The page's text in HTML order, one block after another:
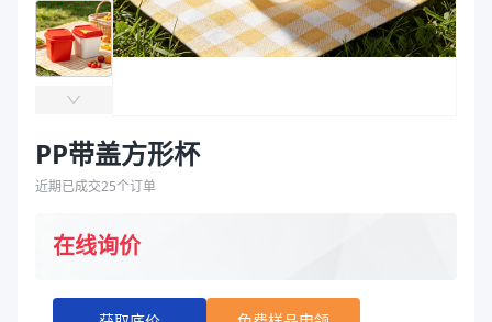
PP带盖方形杯
近期已成交25个订单
在线询价